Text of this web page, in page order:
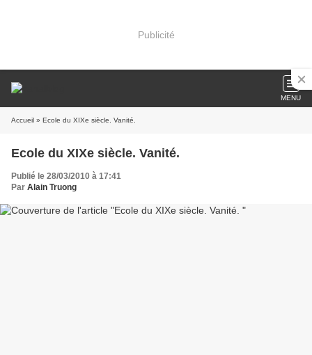
Publicité
MENU
Accueil » Ecole du XIXe siècle. Vanité.
Ecole du XIXe siècle. Vanité.
Publié le 28/03/2010 à 17:41
Par Alain Truong